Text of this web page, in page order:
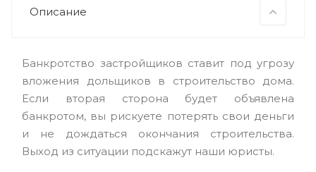
Описание
Банкротство застройщиков ставит под угрозу
вложения дольщиков в строительство дома.
Если вторая сторона будет объявлена
банкротом, вы рискуете потерять свои деньги
и не дождаться окончания строительства.
Выход из ситуации подскажут наши юристы.